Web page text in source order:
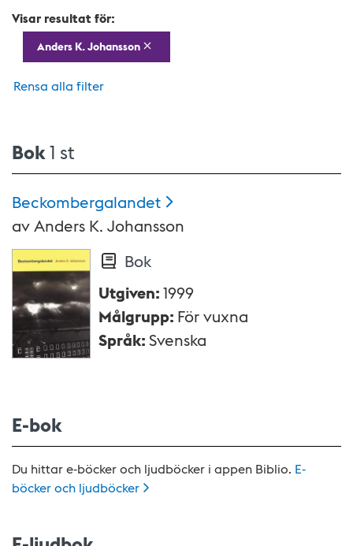
Visar resultat för:
Anders K. Johansson
Rensa alla filter
Bok1 st
Beckombergalandet
avAnders K. Johansson
Bok
Utgiven:1999
Målgrupp: För vuxna
Språk:Svenska
E-bok
Du hittar e-böcker och ljudböcker i appen Biblio. E-
böcker och ljudböcker